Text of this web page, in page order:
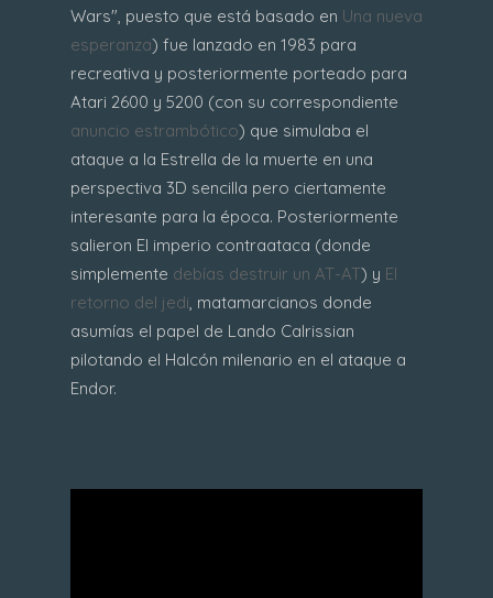
Wars", puesto que está basado en Una nueva
esperanza) fue lanzado en 1983 para
recreativa y posteriormente porteado para
Atari 2600 y 5200 (con su correspondiente
anuncio estrambótico) que simulaba el
ataque a la Estrella de la muerte en una
perspectiva 3D sencilla pero ciertamente
interesante para la época. Posteriormente
salieron El imperio contraataca (donde
simplemente debías destruir un AT-AT) y El
retorno del jedi, matamarcianos donde
asumías el papel de Lando Calrissian
pilotando el Halcón milenario en el ataque a
Endor.